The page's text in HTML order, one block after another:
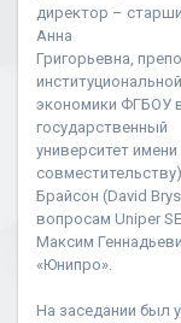
директор –
Анна
Григорьевна,
институциональной
экономики ФГБОУ
государственный
университет
Брайсон (David
вопросам Uniper
Максим
«Юнипро».
На заседании был